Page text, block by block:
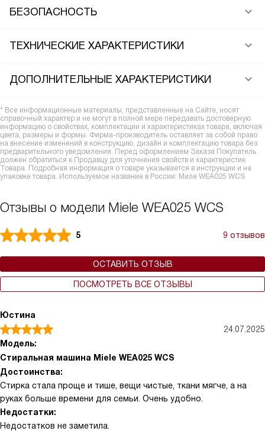
БЕЗОПАСНОСТЬ
ТЕХНИЧЕСКИЕ ХАРАКТЕРИСТИКИ
ДОПОЛНИТЕЛЬНЫЕ ХАРАКТЕРИСТИКИ
* Все информационные материалы, представленные на Сайте, носят
справочный характер и не могут в полной мере передавать достоверную
информацию о свойствах, комплектации и характеристиках товара, включая
цвета, размеры и формы. Фирма-производитель оставляет за собой право
на внесение изменений в конструкцию, дизайн и комплектацию товара без
предварительного уведомления. Перед оформлением Заказа Покупатель
должен обратиться к Продавцу для уточнения свойств и характеристик
Товара. Подробная информация о товаре указывается в инструкции и на
упаковке товара. Используемое название в России: Миле WEA025 WCS
Отзывы о модели Miele WEA025 WCS
5 9 отзывов
ОСТАВИТЬ ОТЗЫВ
ПОСМОТРЕТЬ ВСЕ ОТЗЫВЫ
Юстина
24.07.2025
Модель:
Стиральная машина Miele WEA025 WCS
Достоинства:
Стирка стала проще и тише, вещи чистые, ткани мягче, а на
руках больше времени для семьи. Очень удобно.
Недостатки:
Недостатков не заметила.